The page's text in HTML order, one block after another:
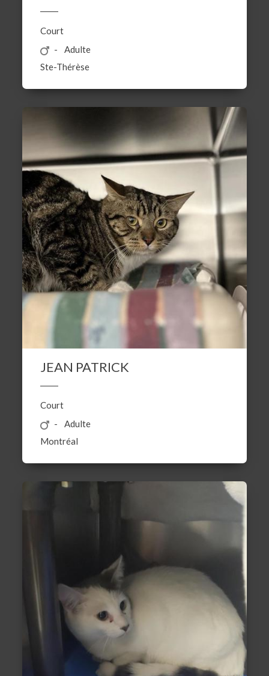
Court
Adulte
Ste-Thérèse
JEAN PATRICK
Court
Adulte
Montréal